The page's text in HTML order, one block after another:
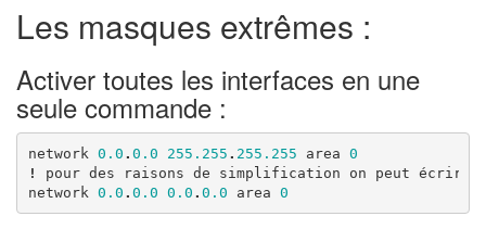
Les masques extrêmes :
Activer toutes les interfaces en une
seule commande :
network 0.0 . 0.0 255.255 . 255.255 area 0
!
pour des raisons de simplification on peut écrire
network 0.0 . 0.0 0.0 . 0.0 area 0